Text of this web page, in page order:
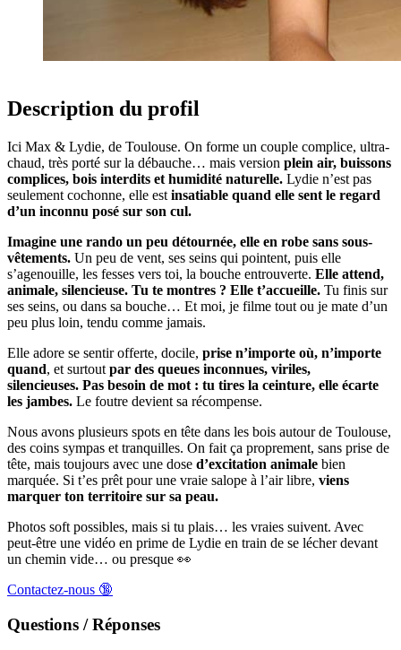
Description du profil
Ici Max & Lydie, de Toulouse. On forme un couple complice, ultra-
chaud, très porté sur la débauche… mais version plein air, buissons
complices, bois interdits et humidité naturelle. Lydie n’est pas
seulement cochonne, elle est insatiable quand elle sent le regard
d’un inconnu posé sur son cul.
Imagine une rando un peu détournée, elle en robe sans sous-
vêtements. Un peu de vent, ses seins qui pointent, puis elle
s’agenouille, les fesses vers toi, la bouche entrouverte. Elle attend,
animale, silencieuse. Tu te montres ? Elle t’accueille. Tu finis sur
ses seins, ou dans sa bouche… Et moi, je filme tout ou je mate d’un
peu plus loin, tendu comme jamais.
Elle adore se sentir offerte, docile, prise n’importe où, n’importe
quand, et surtout par des queues inconnues, viriles,
silencieuses. Pas besoin de mot : tu tires la ceinture, elle écarte
les jambes. Le foutre devient sa récompense.
Nous avons plusieurs spots en tête dans les bois autour de Toulouse,
des coins sympas et tranquilles. On fait ça proprement, sans prise de
tête, mais toujours avec une dose d’excitation animale bien
marquée. Si t’es prêt pour une vraie salope à l’air libre, viens
marquer ton territoire sur sa peau.
Photos soft possibles, mais si tu plais… les vraies suivent. Avec
peut-être une vidéo en prime de Lydie en train de se lécher devant
un chemin vide… ou presque 👀
Contactez-nous 🔞
Questions / Réponses